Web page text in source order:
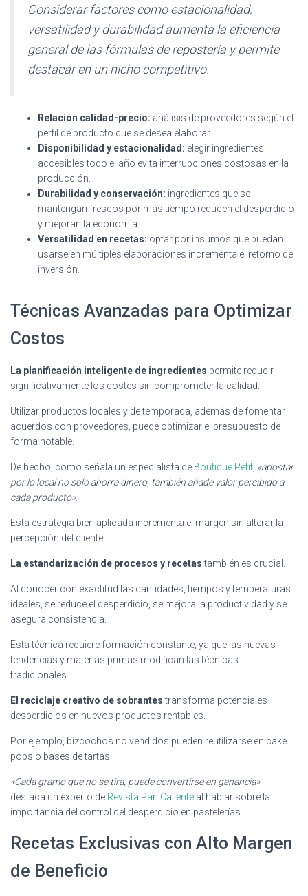
Considerar factores como estacionalidad,
versatilidad y durabilidad aumenta la eficiencia
general de las fórmulas de repostería y permite
destacar en un nicho competitivo.
Relación calidad-precio: análisis de proveedores según el
perfil de producto que se desea elaborar.
Disponibilidad y estacionalidad: elegir ingredientes
accesibles todo el año evita interrupciones costosas en la
producción.
Durabilidad y conservación: ingredientes que se
mantengan frescos por más tiempo reducen el desperdicio
y mejoran la economía.
Versatilidad en recetas: optar por insumos que puedan
usarse en múltiples elaboraciones incrementa el retorno de
inversión.
Técnicas Avanzadas para Optimizar
Costos
La planificación inteligente de ingredientes permite reducir
significativamente los costes sin comprometer la calidad.
Utilizar productos locales y de temporada, además de fomentar
acuerdos con proveedores, puede optimizar el presupuesto de
forma notable.
De hecho, como señala un especialista de Boutique Petit «apostar
por lo local no solo ahorra dinero, también añade valor percibido a
cada producto».
Esta estrategia bien aplicada incrementa el margen sin alterar la
percepción del cliente.
La estandarización de procesos y recetastambién es crucial.
Al conocer con exactitud las cantidades, tiempos y temperaturas
ideales, se reduce el desperdicio, se mejora la productividad y se
asegura consistencia.
Esta técnica requiere formación constante, ya que las nuevas
tendencias y materias primas modifican las técnicas
tradicionales.
El reciclaje creativo de sobrantestransforma potenciales
desperdicios en nuevos productos rentables.
Por ejemplo, bizcochos no vendidos pueden reutilizarse en cake
pops o bases de tartas.
«Cada gramo que no se tira, puede convertirse en ganancia»,
destaca un experto de Revista Pan Caliente al hablar sobre la
importancia del control del desperdicio en pastelerías.
Recetas Exclusivas con Alto Margen
de Beneficio